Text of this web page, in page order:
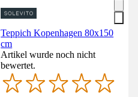
Teppich Kopenhagen 80x150
cm
Artikel wurde noch nicht
bewertet.